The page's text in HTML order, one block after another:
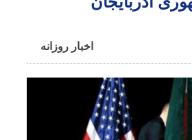
اخبار روزانه